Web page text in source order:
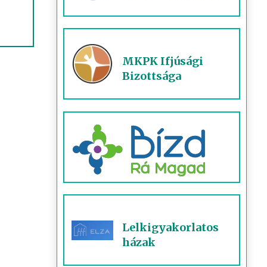
MKPK Ifjúsági
Bizottsága
Lelkigyakorlatos
házak